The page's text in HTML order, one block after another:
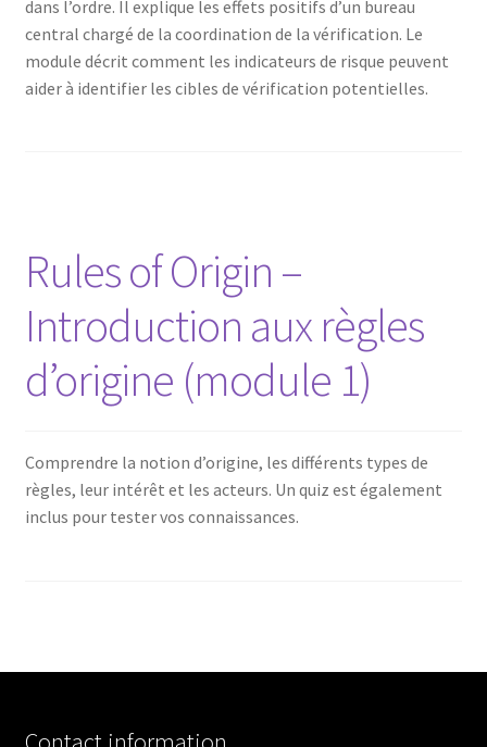
dans l’ordre. Il explique les effets positifs d’un bureau
central chargé de la coordination de la vérification. Le
module décrit comment les indicateurs de risque peuvent
aider à identifier les cibles de vérification potentielles.
Rules of Origin –
Introduction aux règles
d’origine (module 1)
Comprendre la notion d’origine, les différents types de
règles, leur intérêt et les acteurs. Un quiz est également
inclus pour tester vos connaissances.